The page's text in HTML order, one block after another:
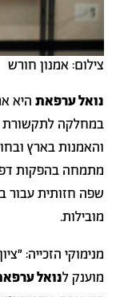
צילום: אמנון חורש
נואל ערפאת היא
במחלקה לתקשורת
והאמנות בארץ
מתמחה בהפקות
שפה חזותית עבור
מובילות.
מנימוקי הזכייה:
מוענק לנואל